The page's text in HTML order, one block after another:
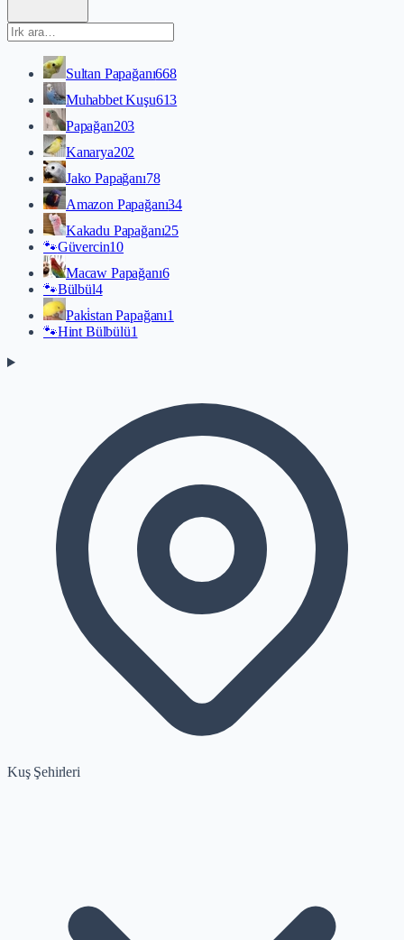
Sultan Papağanı668
Muhabbet Kuşu613
Papağan203
Kanarya202
Jako Papağanı78
Amazon Papağanı34
Kakadu Papağanı25
🐾Güvercin10
Macaw Papağanı6
🐾Bülbül4
Paki̇stan Papağanı1
🐾Hint Bülbülü1
Kuş Şehirleri